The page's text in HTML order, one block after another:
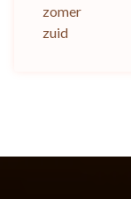
zomer
zuid